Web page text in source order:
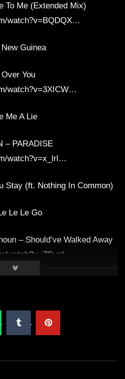
To Me (Extended Mix)
watch?v=BQDQX…
Guinea
You
watch?v=3XICW…
Me A Lie
– PARADISE
watch?v=x_lrl…
Stay (ft. Nothing In Common)
Le Le Go
– Should’ve Walked Away
watch?v=ZSunI…
This
Fallin
Close